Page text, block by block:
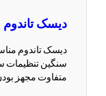
دیسک تاندوم
دیسک تاندوم
سنگین تنظیمات
متفاوت مجهز